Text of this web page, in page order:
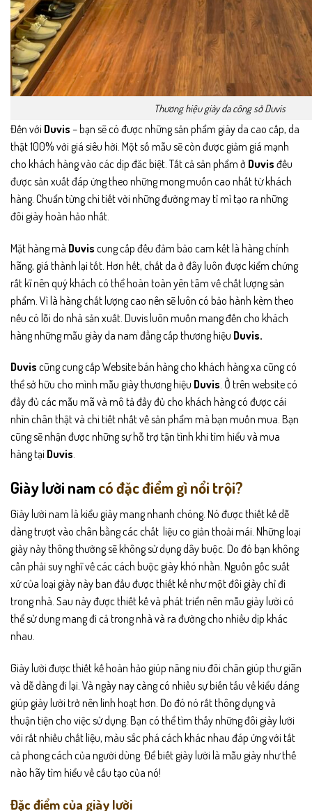
Thương hiệu giày da công sở Duvis
Đến với Duvis – bạn sẽ có được những sản phẩm giày da cao cấp, da
thật 100% với giá siêu hời. Một số mẫu sẽ còn được giảm giá mạnh
cho khách hàng vào các dịp đăc biệt. Tất cả sản phẩm ở Duvis đều
được sản xuất đáp ứng theo những mong muốn cao nhất từ khách
hàng. Chuẩn từng chi tiết vời những đường may tỉ mỉ tạo ra những
đôi giày hoàn hảo nhất.
Mặt hàng mà Duvis cung cấp đều đảm bảo cam kết là hàng chính
hãng, giá thành lại tốt. Hơn hết, chất da ở đây luôn được kiểm chứng
rất kĩ nên quý khách có thể hoàn toàn yên tâm về chất lượng sản
phẩm. Vì là hàng chất lượng cao nên sẽ luôn có bảo hành kèm theo
nếu có lỗi do nhà sản xuất. Duvis luôn muốn mang đến cho khách
hàng những mẫu giày da nam đẳng cấp thương hiệu Duvis.
Duvis cũng cung cấp Website bán hàng cho khách hàng xa cũng có
thể sở hữu cho mình mẫu giày thương hiệu Duvis. Ở trên website có
đầy đủ các mẫu mã và mô tả đầy đủ cho khách hàng có được cái
nhìn chân thật và chi tiết nhất về sản phẩm mà bạn muốn mua. Bạn
cũng sẽ nhận được những sự hỗ trợ tận tình khi tìm hiểu và mua
hàng tại Duvis.
Giày lười namcó đặc điểm gì nổi trội?
Giày lười nam là kiểu giày mang nhanh chóng. Nó được thiết kế dễ
dàng trượt vào chân bằng các chất liệu co giản thoải mái. Những loại
giày này thông thường sẽ không sử dụng dây buộc. Do đó bạn không
cần phải suy nghĩ về các cách buộc giày khó nhằn. Nguồn gốc suất
xứ của loại giày này ban đầu được thiết kế như một đôi giày chỉ đi
trong nhà. Sau này được thiết kế và phát triển nên mẫu giày lười có
thể sử dung mang đi cả trong nhà và ra đường cho nhiều dịp khác
nhau.
Giày lười được thiết kế hoàn hảo giúp nâng niu đôi chân giúp thư giãn
và dễ dàng đi lại. Và ngày nay càng có nhiều sự biến tấu về kiểu dáng
giúp giày lười trở nên linh hoạt hơn. Do đó nó rất thông dụng và
thuận tiện cho việc sử dụng. Bạn có thể tìm thấy những đôi giày lười
với rất nhiều chất liệu, màu sắc phá cách khác nhau đáp ứng với tất
cả phong cách của người dùng. Để biết giày lười là mẫu giày như thế
nào hãy tìm hiểu về cấu tạo của nó!
Đặc điểm của giày lười